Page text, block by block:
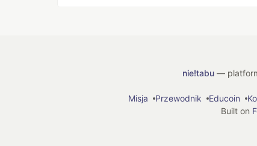
nie!tabu —
Misja
Przewodnik Educoin
Built on